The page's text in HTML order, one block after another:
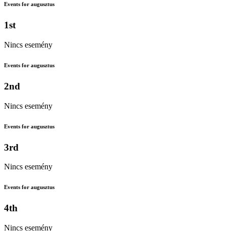
Events for augusztus
1st
Nincs esemény
Events for augusztus
2nd
Nincs esemény
Events for augusztus
3rd
Nincs esemény
Events for augusztus
4th
Nincs esemény